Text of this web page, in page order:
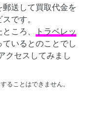
送して買取代金を
です。
ころ、
トラベレッ
いるとのことでし
クセスしてみまし
ることはできません。